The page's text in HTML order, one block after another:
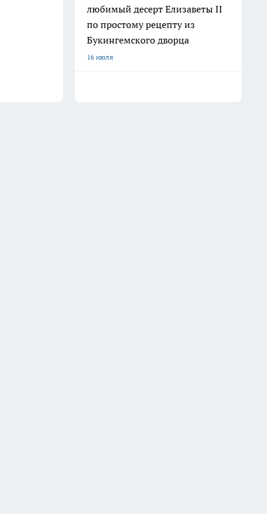
любимый десерт Елизаветы II
по простому рецепту из
Букингемского дворца
16 июля